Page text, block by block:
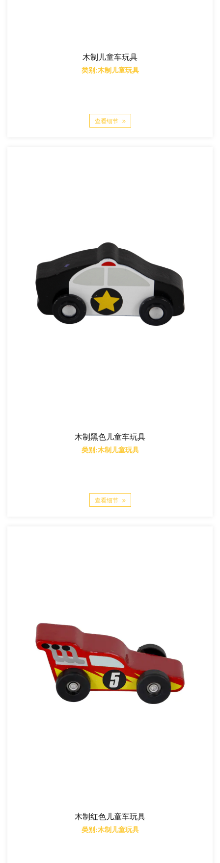
木制儿童车玩具
类别:木制儿童玩具
查看细节
木制黑色儿童车玩具
类别:木制儿童玩具
查看细节
木制红色儿童车玩具
类别:木制儿童玩具